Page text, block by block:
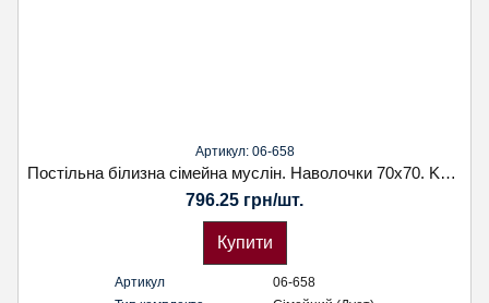
Артикул: 06-658
Постільна білизна сімейна муслін. Наволочки 70х70. Koloco
796.25 грн/шт.
Купити
Артикул
06-658